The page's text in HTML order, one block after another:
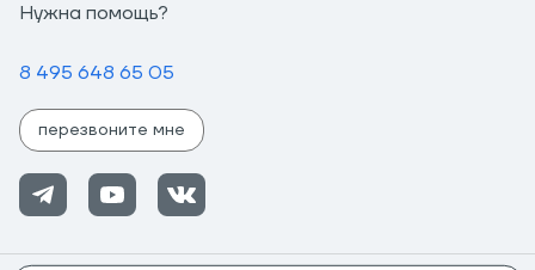
Нужна помощь?
8 495 648 65 05
перезвоните мне